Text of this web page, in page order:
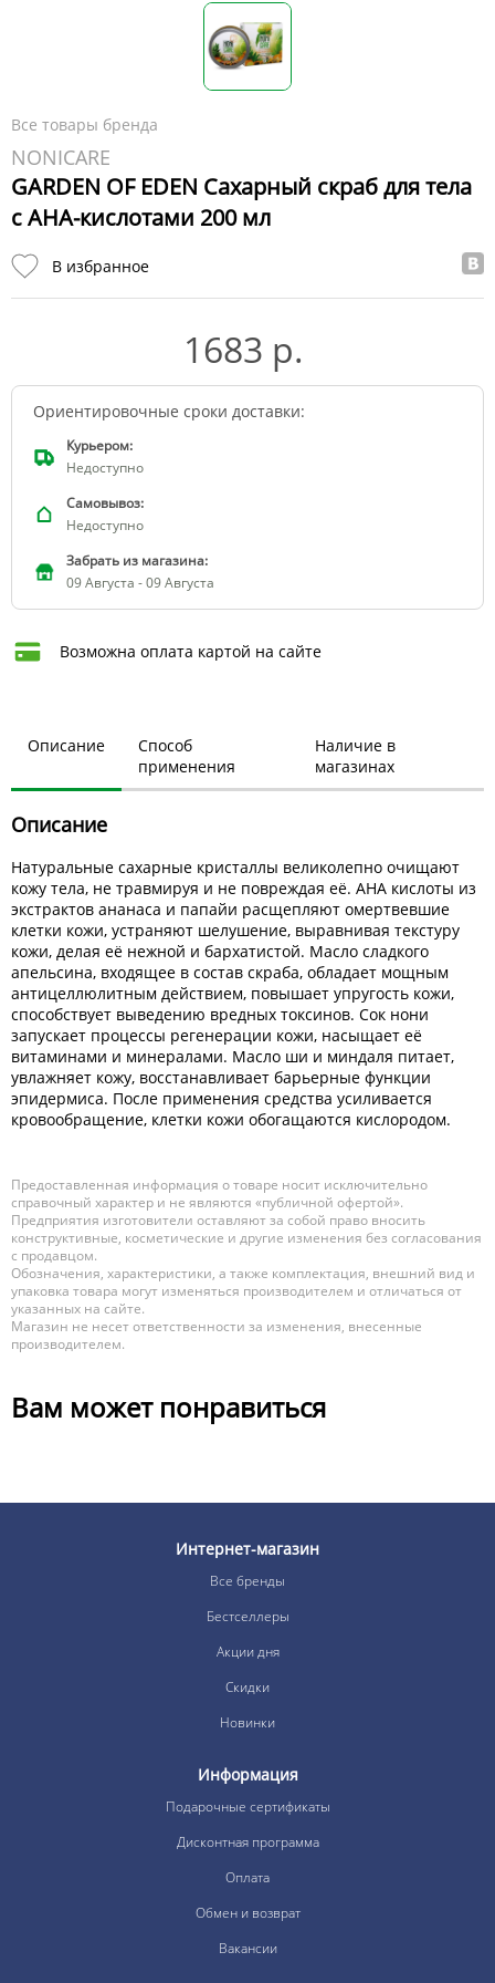
Все товары бренда
NONICARE
GARDEN OF EDEN Сахарный скраб для тела
c АНА-кислотами 200 мл
В избранное
1683 р.
Ориентировочные сроки доставки:
Курьером:
Недоступно
Самовывоз:
Недоступно
Забрать из магазина:
09 Августа - 09 Августа
Возможна оплата картой на сайте
Описание
Способ
применения
Наличие в
магазинах
Описание
Натуральные сахарные кристаллы великолепно очищают
кожу тела, не травмируя и не повреждая её. АНА кислоты из
экстрактов ананаса и папайи расщепляют омертвевшие
клетки кожи, устраняют шелушение, выравнивая текстуру
кожи, делая её нежной и бархатистой. Масло сладкого
апельсина, входящее в состав скраба, обладает мощным
антицеллюлитным действием, повышает упругость кожи,
способствует выведению вредных токсинов. Сок нони
запускает процессы регенерации кожи, насыщает её
витаминами и минералами. Масло ши и миндаля питает,
увлажняет кожу, восстанавливает барьерные функции
эпидермиса. После применения средства усиливается
кровообращение, клетки кожи обогащаются кислородом.
Предоставленная информация о товаре носит исключительно
справочный характер и не являются «публичной офертой».
Предприятия изготовители оставляют за собой право вносить
конструктивные, косметические и другие изменения без согласования
с продавцом.
Обозначения, характеристики, а также комплектация, внешний вид и
упаковка товара могут изменяться производителем и отличаться от
указанных на сайте.
Магазин не несет ответственности за изменения, внесенные
производителем.
Вам может понравиться
Интернет-магазин
Все бренды
Бестселлеры
Акции дня
Скидки
Новинки
Информация
Подарочные сертификаты
Дисконтная программа
Оплата
Обмен и возврат
Вакансии